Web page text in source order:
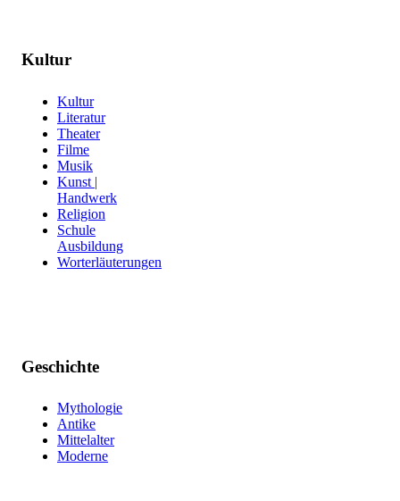
Kultur
Kultur
Literatur
Theater
Filme
Musik
Kunst |
Handwerk
Religion
Schule
Ausbildung
Worterläuterungen
Geschichte
Mythologie
Antike
Mittelalter
Moderne